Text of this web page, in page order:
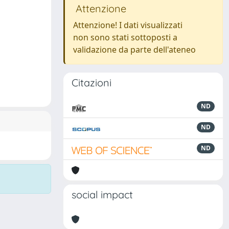
Attenzione
Attenzione! I dati visualizzati
non sono stati sottoposti a
validazione da parte dell'ateneo
Citazioni
ND
ND
ND
social impact